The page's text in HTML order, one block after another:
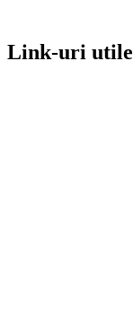
Link-uri utile